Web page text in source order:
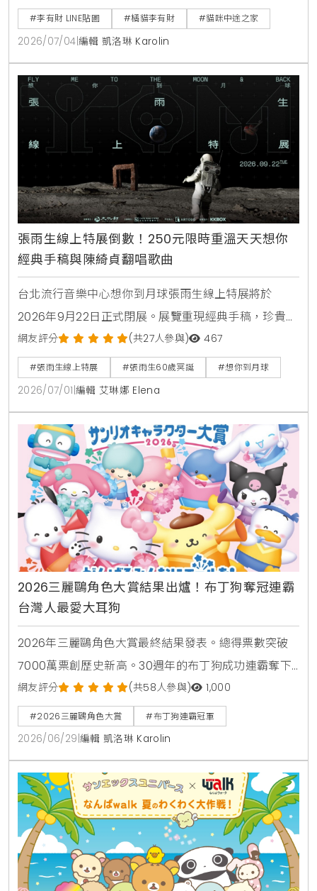
投入流浪動物公益與貓咪中途之家籌備基金，未來也將
陸續開發實體盲盒公仔與台灣土狗等全新角色。
#李有財 LINE貼圖 #橘貓李有財 #貓咪中途之家
2026/07/04 編輯 凱洛琳 Karolin
張雨生線上特展倒數！250元限時重溫天天想你
經典手稿與陳綺貞翻唱歌曲
台北流行音樂中心想你到月球張雨生線上特展將於
2026年9月22日正式閉展。展覽重現經典手稿，珍貴影
像與語音導覽，並由陳綺貞，韋禮安，告五人等音樂人
重新詮釋經典歌曲。門票售價250元，購票後7天內可
無限次觀看。
網友評分 (共27人參與) 467
#張雨生線上特展 #張雨生60歲冥誕 #想你到月球
2026/07/01 編輯 艾琳娜 Elena
2026三麗鷗角色大賞結果出爐！布丁狗奪冠連霸
台灣人最愛大耳狗
2026年三麗鷗角色大賞最終結果發表。總得票數突破
7000萬票創歷史新高。30週年的布丁狗成功連霸奪下
第1名，大耳狗與帕恰狗分居2、3名。台灣地區則由大
耳狗拿下人氣冠軍。本文整理前20名完整順位與黑馬角
色。
網友評分 (共58人參與) 1,000
#2026三麗鷗角色大賞 #布丁狗連霸冠軍
2026/06/29 編輯 凱洛琳 Karolin